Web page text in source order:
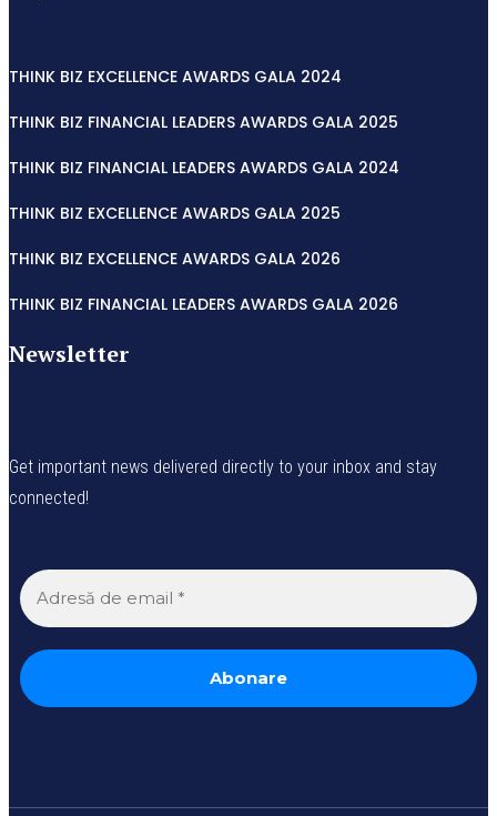
THINK BIZ EXCELLENCE AWARDS GALA 2024
THINK BIZ FINANCIAL LEADERS AWARDS GALA 2025
THINK BIZ FINANCIAL LEADERS AWARDS GALA 2024
THINK BIZ EXCELLENCE AWARDS GALA 2025
THINK BIZ EXCELLENCE AWARDS GALA 2026
THINK BIZ FINANCIAL LEADERS AWARDS GALA 2026
Newsletter
Get important news delivered directly to your inbox and stay
connected!